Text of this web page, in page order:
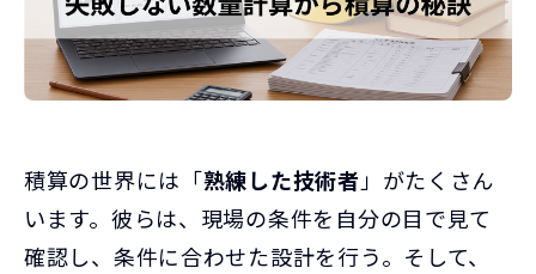
積算の世界には「熟練した技術者」がたくさん
います。彼らは、現場の条件を自分の目で見て
確認し、条件に合わせた設計を行う。そして、